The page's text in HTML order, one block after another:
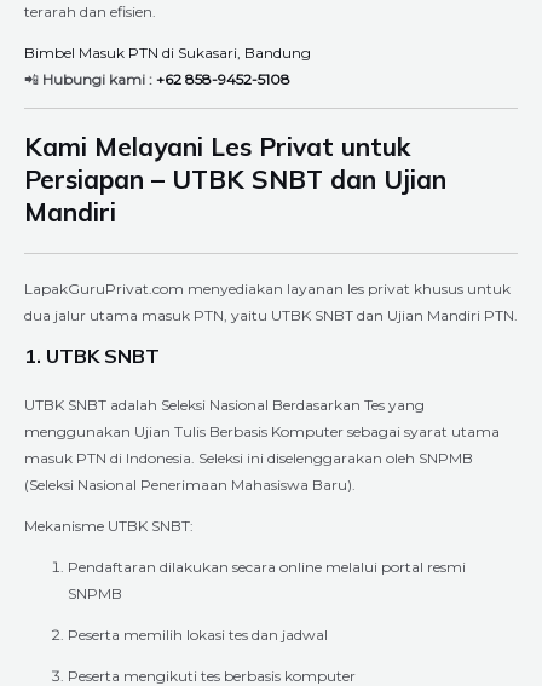
terarah dan efisien.
Bimbel Masuk PTN di Sukasari, Bandung
📲 Hubungi kami : +62 858-9452-5108
Kami Melayani Les Privat untuk
Persiapan – UTBK SNBT dan Ujian
Mandiri
LapakGuruPrivat.com menyediakan layanan les privat khusus untuk
dua jalur utama masuk PTN, yaitu UTBK SNBT dan Ujian Mandiri PTN.
1. UTBK SNBT
UTBK SNBT adalah Seleksi Nasional Berdasarkan Tes yang
menggunakan Ujian Tulis Berbasis Komputer sebagai syarat utama
masuk PTN di Indonesia. Seleksi ini diselenggarakan oleh SNPMB
(Seleksi Nasional Penerimaan Mahasiswa Baru).
Mekanisme UTBK SNBT:
Pendaftaran dilakukan secara online melalui portal resmi
SNPMB
Peserta memilih lokasi tes dan jadwal
Peserta mengikuti tes berbasis komputer